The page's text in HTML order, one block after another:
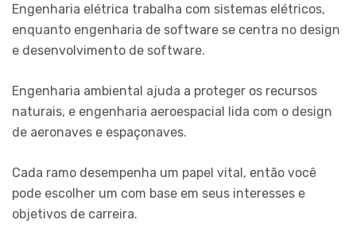
Engenharia elétrica trabalha com sistemas elétricos,
enquanto engenharia de software se centra no design
e desenvolvimento de software.
Engenharia ambiental ajuda a proteger os recursos
naturais, e engenharia aeroespacial lida com o design
de aeronaves e espaçonaves.
Cada ramo desempenha um papel vital, então você
pode escolher um com base em seus interesses e
objetivos de carreira.